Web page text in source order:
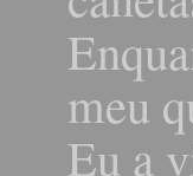
meu
Eu a